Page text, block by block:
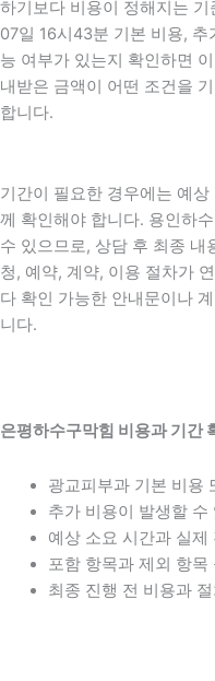
하기보다 비용이 정해지는
07일 16시43분 기본 비용,
능 여부가 있는지 확인하면
내받은 금액이 어떤 조건을
합니다.
기간이 필요한 경우에는 예
께 확인해야 합니다. 용인하
수 있으므로, 상담 후 최종 내
청, 예약, 계약, 이용 절차가
다 확인 가능한 안내문이나
니다.
은평하수구막힘 비용과 기
광교피부과 기본 비용
추가 비용이 발생할 수
예상 소요 시간과 실제
포함 항목과 제외 항목
최종 진행 전 비용과